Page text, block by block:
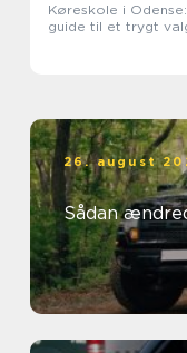
Køreskole i Odense:
guide til et trygt
26. august
Sådan